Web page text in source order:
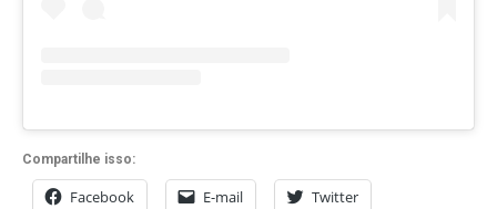
Compartilhe isso:
Facebook E-mail Twitter